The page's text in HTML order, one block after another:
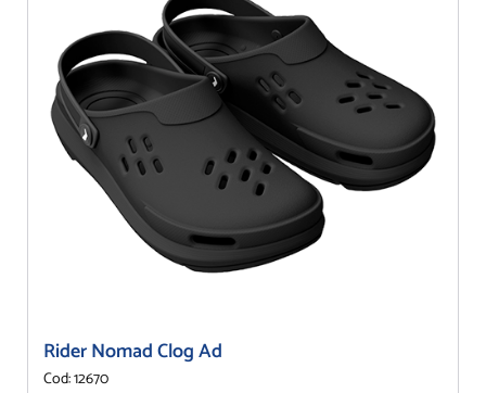
Rider Nomad Clog Ad
Cod: 12670